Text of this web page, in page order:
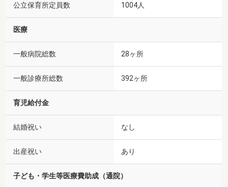
公立保育所定員数 1004人
医療
一般病院総数 28ヶ所
一般診療所総数 392ヶ所
育児給付金
結婚祝い なし
出産祝い あり
子ども・学生等医療費助成（通院）